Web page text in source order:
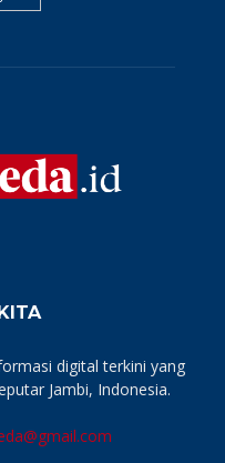
digital terkini yang
Jambi, Indonesia.